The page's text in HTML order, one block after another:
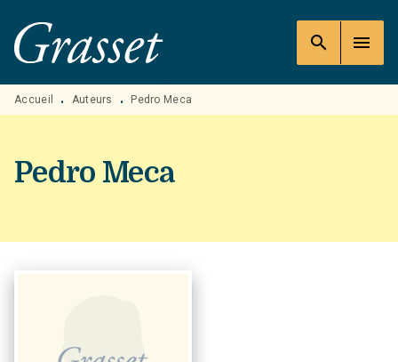
MENU RECHERCHE
PIED DE PAGE
search menu
Accueil • Auteurs • Pedro Meca
Pedro Meca